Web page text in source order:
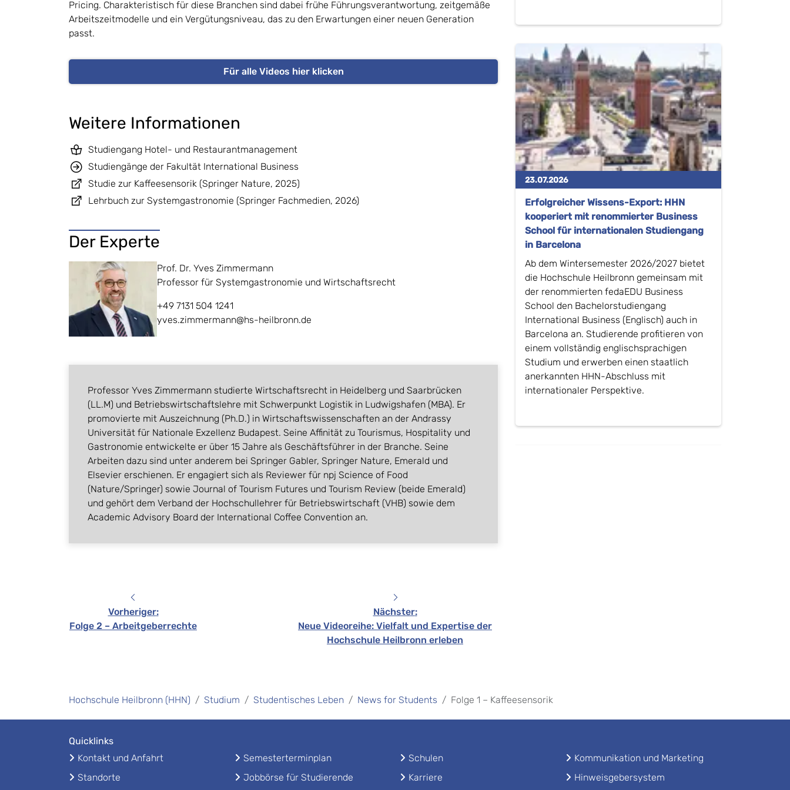
Pricing. Charakteristisch für diese Branchen sind dabei frühe Führungsverantwortung, zeitgemäße
Arbeitszeitmodelle und ein Vergütungsniveau, das zu den Erwartungen einer neuen Generation
passt.
Für alle Videos hier klicken
Weitere Informationen
Studiengang Hotel- und Restaurantmanagement
Studiengänge der Fakultät International Business
Studie zur Kaffeesensorik (Springer Nature, 2025)
Lehrbuch zur Systemgastronomie (Springer Fachmedien, 2026)
Der Experte
Prof. Dr. Yves Zimmermann
Professor für Systemgastronomie und Wirtschaftsrecht
+49 7131 504 1241
yves.zimmermann@hs-heilbronn.de
Professor Yves Zimmermann studierte Wirtschaftsrecht in Heidelberg und Saarbrücken
(LL.M) und Betriebswirtschaftslehre mit Schwerpunkt Logistik in Ludwigshafen (MBA). Er
promovierte mit Auszeichnung (Ph.D.) in Wirtschaftswissenschaften an der Andrassy
Universität für Nationale Exzellenz Budapest. Seine Affinität zu Tourismus, Hospitality und
Gastronomie entwickelte er über 15 Jahre als Geschäftsführer in der Branche. Seine
Arbeiten dazu sind unter anderem bei Springer Gabler, Springer Nature, Emerald und
Elsevier erschienen. Er engagiert sich als Reviewer für npj Science of Food
(Nature/Springer) sowie Journal of Tourism Futures und Tourism Review (beide Emerald)
und gehört dem Verband der Hochschullehrer für Betriebswirtschaft (VHB) sowie dem
Academic Advisory Board der International Coffee Convention an.
Vorheriger:
Folge 2 – Arbeitgeberrechte
Nächster:
Neue Videoreihe: Vielfalt und Expertise der
Hochschule Heilbronn erleben
23.07.2026
Erfolgreicher Wissens-Export: HHN
kooperiert mit renommierter Business
School für internationalen Studiengang
in Barcelona
Ab dem Wintersemester 2026/2027 bietet
die Hochschule Heilbronn gemeinsam mit
der renommierten fedaEDU Business
School den Bachelorstudiengang
International Business (Englisch) auch in
Barcelona an. Studierende profitieren von
einem vollständig englischsprachigen
Studium und erwerben einen staatlich
anerkannten HHN-Abschluss mit
internationaler Perspektive.
Hochschule Heilbronn (HHN) Studium Studentisches Leben News for Students Folge 1 – Kaffeesensorik
Quicklinks
Kontakt und Anfahrt
Standorte
Semesterterminplan
Jobbörse für Studierende
Schulen
Karriere
Kommunikation und Marketing
Hinweisgebersystem